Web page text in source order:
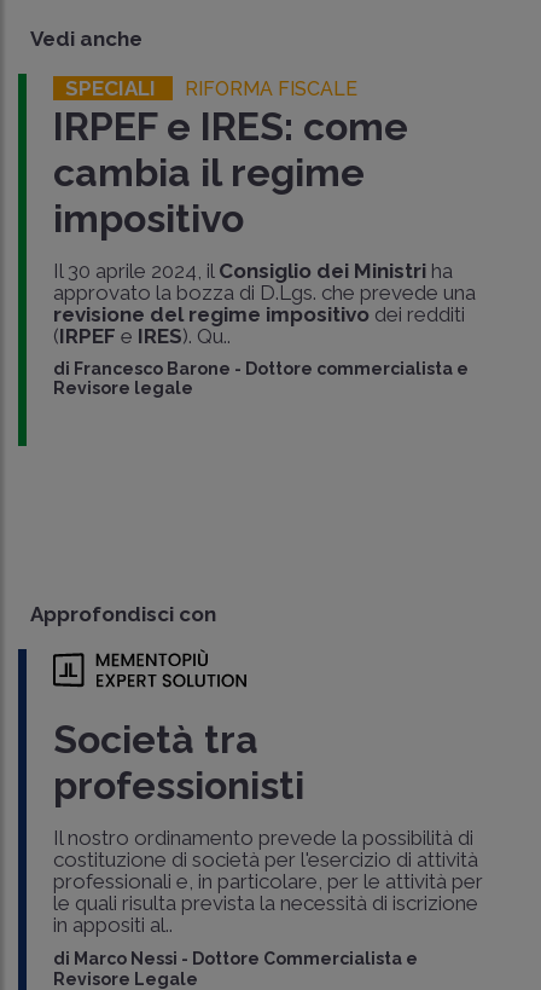
Vedi anche
SPECIALI RIFORMA FISCALE
IRPEF e IRES: come
cambia il regime
impositivo
Il 30 aprile 2024, il Consiglio dei Ministriha
approvato la bozza di D.Lgs. che prevede una
revisione del regime impositivodei redditi
(IRPEF e IRES). Qu..
di Francesco Barone - Dottore commercialista e
Revisore legale
Approfondisci con
Società tra
professionisti
Il nostro ordinamento prevede la possibilità di
costituzione di società per l'esercizio di attività
professionali e, in particolare, per le attività per
le quali risulta prevista la necessità di iscrizione
in appositi al..
di Marco Nessi - Dottore Commercialista e
Revisore Legale